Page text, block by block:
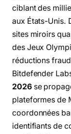
ciblant des
aux États-Unis.
sites miroirs
des Jeux
réductions
Bitdefender
2026se
plateformes de
coordonnées
identifiants de